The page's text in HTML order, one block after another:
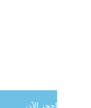
احجز الآن